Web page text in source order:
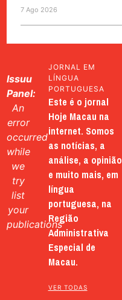
7 Ago 2026
Issuu
Panel:
An
error
occurred
while
we
try
list
your
publications
JORNAL EM
LÍNGUA
PORTUGUESA
Este é o jornal
Hoje Macau na
internet. Somos
as notícias, a
análise, a opinião
e muito mais, em
língua
portuguesa, na
Região
Administrativa
Especial de
Macau.
VER TODAS